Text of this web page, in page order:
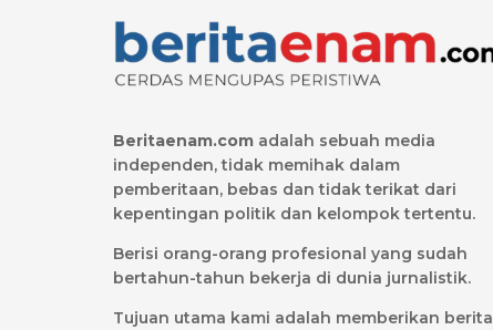
Beritaenam.com adalah sebuah media
independen, tidak memihak dalam
pemberitaan, bebas dan tidak terikat dari
kepentingan politik dan kelompok tertentu.
Berisi orang-orang profesional yang sudah
bertahun-tahun bekerja di dunia jurnalistik.
Tujuan utama kami adalah memberikan berita